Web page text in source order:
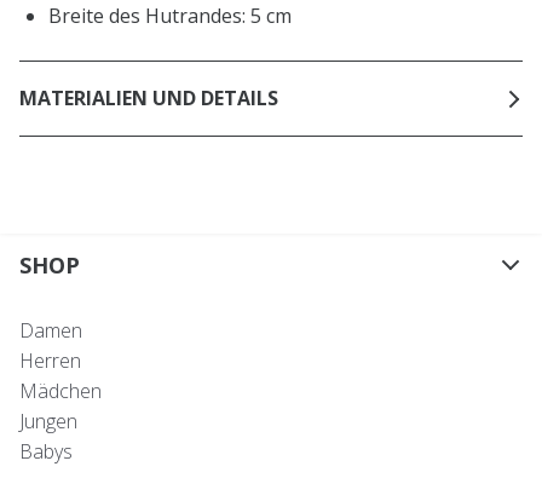
Breite des Hutrandes: 5 cm
MATERIALIEN UND DETAILS
SHOP
Damen
Herren
Mädchen
Jungen
Babys